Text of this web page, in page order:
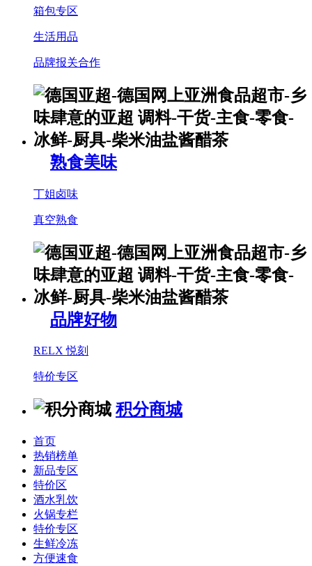
箱包专区
生活用品
品牌报关合作
熟食美味
丁姐卤味
真空熟食
品牌好物
RELX 悦刻
特价专区
积分商城
首页
热销榜单
新品专区
特价区
酒水乳饮
火锅专栏
特价专区
生鲜冷冻
方便速食